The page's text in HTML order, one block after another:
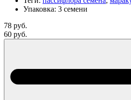
Упаковка: 3 семени
78 руб.
60 руб.